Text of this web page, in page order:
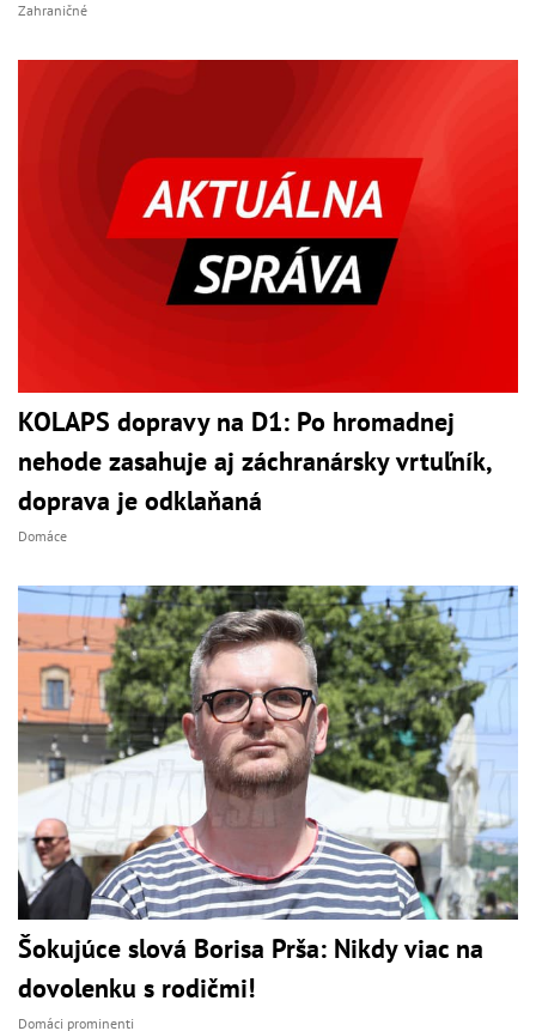
Zahraničné
KOLAPS dopravy na D1: Po hromadnej
nehode zasahuje aj záchranársky vrtuľník,
doprava je odklaňaná
Domáce
Šokujúce slová Borisa Prša: Nikdy viac na
dovolenku s rodičmi!
Domáci prominenti